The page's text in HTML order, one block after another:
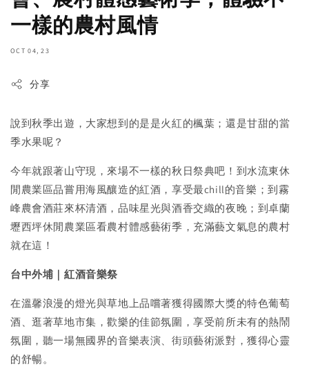
一樣的農村風情
OCT 04, 23
分享
說到秋季出遊，大家想到的是是火紅的楓葉；還是甘甜的當
季水果呢？
今年就跟著山守現，來場不一樣的秋日祭典吧！到水流東休
閒農業區品嘗用海風釀造的紅酒，享受最chill的音樂；到霧
峰農會酒莊來杯清酒，品味星光與酒香交織的夜晚；到卓蘭
壢西坪休閒農業區看農村體感藝術季，充滿藝文氣息的農村
就在這！
台中外埔｜紅酒音樂祭
在溫馨浪漫的燈光與草地上品嚐著獲得國際大獎的特色葡萄
酒、逛著草地市集，歡樂的佳節氛圍，享受前所未有的熱鬧
氛圍，聽一場無國界的音樂表演、街頭藝術派對，獲得心靈
的舒暢。